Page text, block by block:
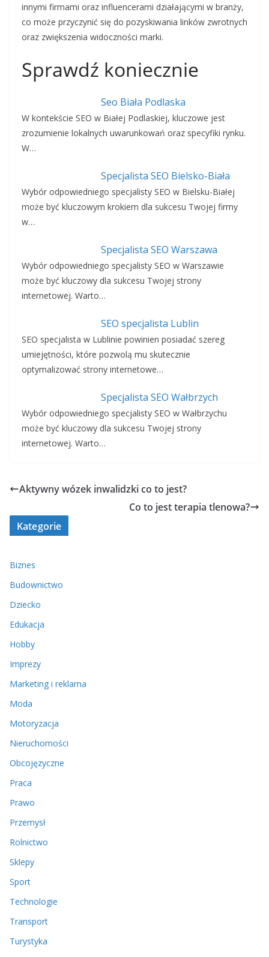
innymi firmami oraz influencerami działającymi w branży,
co może przyczynić się do pozyskiwania linków zwrotnych
oraz zwiększenia widoczności marki.
Sprawdź koniecznie
Seo Biała Podlaska
W kontekście SEO w Białej Podlaskiej, kluczowe jest
zrozumienie lokalnych uwarunkowań oraz specyfiki rynku.
W…
Specjalista SEO Bielsko-Biała
Wybór odpowiedniego specjalisty SEO w Bielsku-Białej
może być kluczowym krokiem dla sukcesu Twojej firmy
w…
Specjalista SEO Warszawa
Wybór odpowiedniego specjalisty SEO w Warszawie
może być kluczowy dla sukcesu Twojej strony
internetowej. Warto…
SEO specjalista Lublin
SEO specjalista w Lublinie powinien posiadać szereg
umiejętności, które pozwolą mu skutecznie
optymalizować strony internetowe…
Specjalista SEO Wałbrzych
Wybór odpowiedniego specjalisty SEO w Wałbrzychu
może być kluczowy dla sukcesu Twojej strony
internetowej. Warto…
Aktywny wózek inwalidzki co to jest?
Co to jest terapia tlenowa?
Kategorie
Biznes
Budownictwo
Dziecko
Edukacja
Hobby
Imprezy
Marketing i reklama
Moda
Motoryzacja
Nieruchomości
Obcojęzyczne
Praca
Prawo
Przemysł
Rolnictwo
Sklepy
Sport
Technologie
Transport
Turystyka